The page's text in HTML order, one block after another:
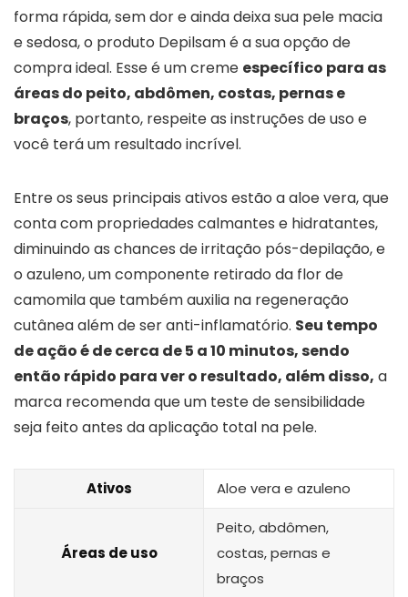
forma rápida, sem dor e ainda deixa sua pele macia
e sedosa, o produto Depilsam é a sua opção de
compra ideal. Esse é um creme específico para as
áreas do peito, abdômen, costas, pernas e
braços, portanto, respeite as instruções de uso e
você terá um resultado incrível.
Entre os seus principais ativos estão a aloe vera, que
conta com propriedades calmantes e hidratantes,
diminuindo as chances de irritação pós-depilação, e
o azuleno, um componente retirado da flor de
camomila que também auxilia na regeneração
cutânea além de ser anti-inflamatório. Seu tempo
de ação é de cerca de 5 a 10 minutos, sendo
então rápido para ver o resultado, além disso, a
marca recomenda que um teste de sensibilidade
seja feito antes da aplicação total na pele.
Ativos Aloe vera e azuleno
Áreas de uso
Peito, abdômen,
costas, pernas e
braços